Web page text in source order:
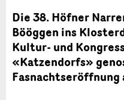
Die 38. Höfner
Bööggen ins
Kultur- und
«Katzendorfs»